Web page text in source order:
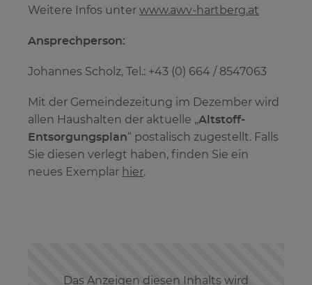
Weitere Infos unter www.awv-hartberg.at
Ansprechperson:
Johannes Scholz, Tel.: +43 (0) 664 / 8547063
Mit der Gemeindezeitung im Dezember wird
allen Haushalten der aktuelle „Altstoff-
Entsorgungsplan“ postalisch zugestellt. Falls
Sie diesen verlegt haben, finden Sie ein
neues Exemplar hier.
Das Anzeigen diesen Inhalts wird